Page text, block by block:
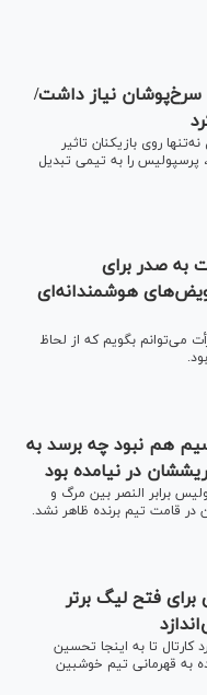
برای احیاء سرخ‌پوشان نیاز داشت/
روی بازیکنان تاثیر
را به تیمی تبدیل
به صدر برای
هوشمندانه‌ای
می‌توانم بگویم که از لحاظ
هم نبود چه برسد به
در نیامده بود
برابر النصر بین مرگ و
در قامت تیم برنده ظاهر نشد.
برای فتح لیگ برتر
تا به اینجا تحسین
به قهرمانی تیم خوشبین